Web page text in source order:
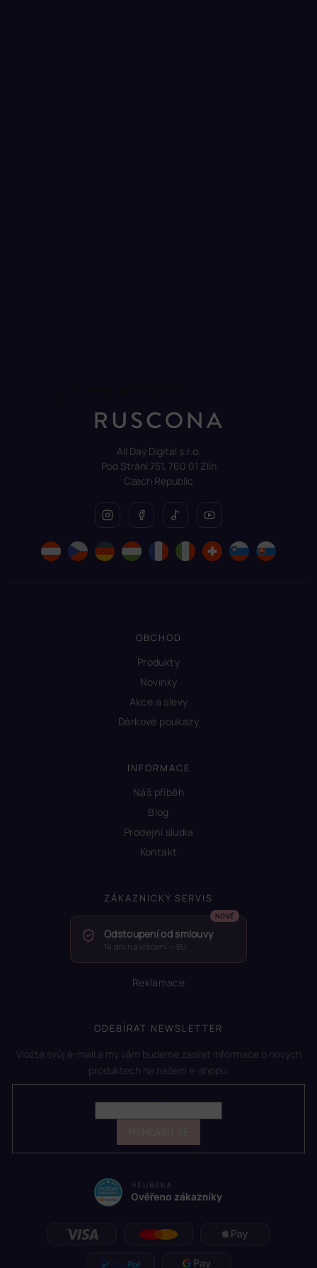
All Day Digital s.r.o.
Pod Strání 751, 760 01 Zlín
Czech Republic
OBCHOD
Produkty
Novinky
Akce a slevy
Dárkové poukazy
INFORMACE
Náš příběh
Blog
Prodejní sludia
Kontakt
ZÁKAZNICKÝ SERVIS
Odstoupení od smlouvy
14 dní na vrácení — EU
Reklamace
ODEBÍRAT NEWSLETTER
Vložte svůj e-mail a my vám budeme zasílat informace o nových
produktech na našem e-shopu.